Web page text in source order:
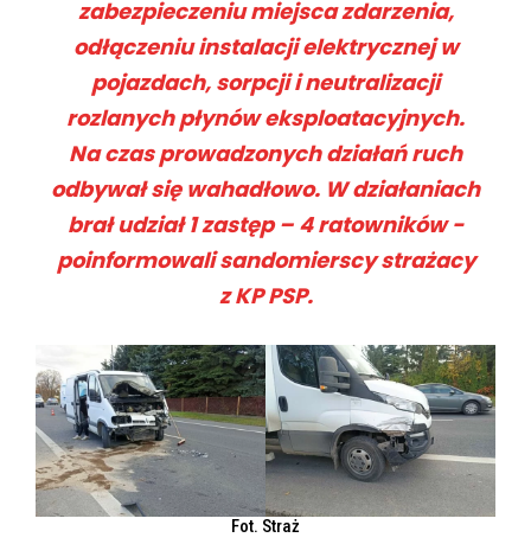
zabezpieczeniu miejsca zdarzenia,
odłączeniu instalacji elektrycznej w
pojazdach, sorpcji i neutralizacji
rozlanych płynów eksploatacyjnych.
Na czas prowadzonych działań ruch
odbywał się wahadłowo. W działaniach
brał udział 1 zastęp – 4 ratowników -
poinformowali sandomierscy strażacy
z KP PSP.
Fot. Straż